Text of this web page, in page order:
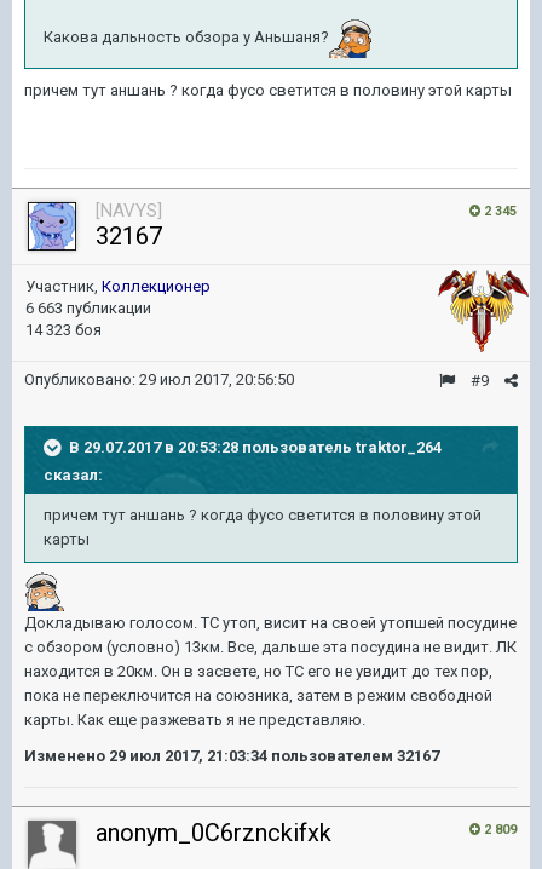
Какова дальность обзора у Аньшаня?
причем тут аншань ? когда фусо светится в половину этой карты
2 345
[NAVYS]
32167
Участник, Коллекционер
6 663 публикации
14 323 боя
#9
Опубликовано: 29 июл 2017, 20:56:50
В 29.07.2017 в 20:53:28 пользователь traktor_264
сказал:
причем тут аншань ? когда фусо светится в половину этой
карты
Докладываю голосом. ТС утоп, висит на своей утопшей посудине
с обзором (условно) 13км. Все, дальше эта посудина не видит. ЛК
находится в 20км. Он в засвете, но ТС его не увидит до тех пор,
пока не переключится на союзника, затем в режим свободной
карты. Как еще разжевать я не представляю.
Изменено 29 июл 2017, 21:03:34 пользователем 32167
2 809
anonym_0C6rznckifxk